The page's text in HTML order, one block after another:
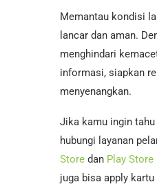
Memantau kondisi
lancar dan aman.
menghindari
informasi, siapkan
menyenangkan.
Jika kamu ingin
hubungi layanan
Store dan Play Store
juga bisa apply